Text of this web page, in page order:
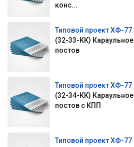
конс...
Типовой проект ХФ-
(32-33-КК)
постов
Типовой проект ХФ-77
(32-34-КК)
постов с КПП
Типовой проект ХФ-77